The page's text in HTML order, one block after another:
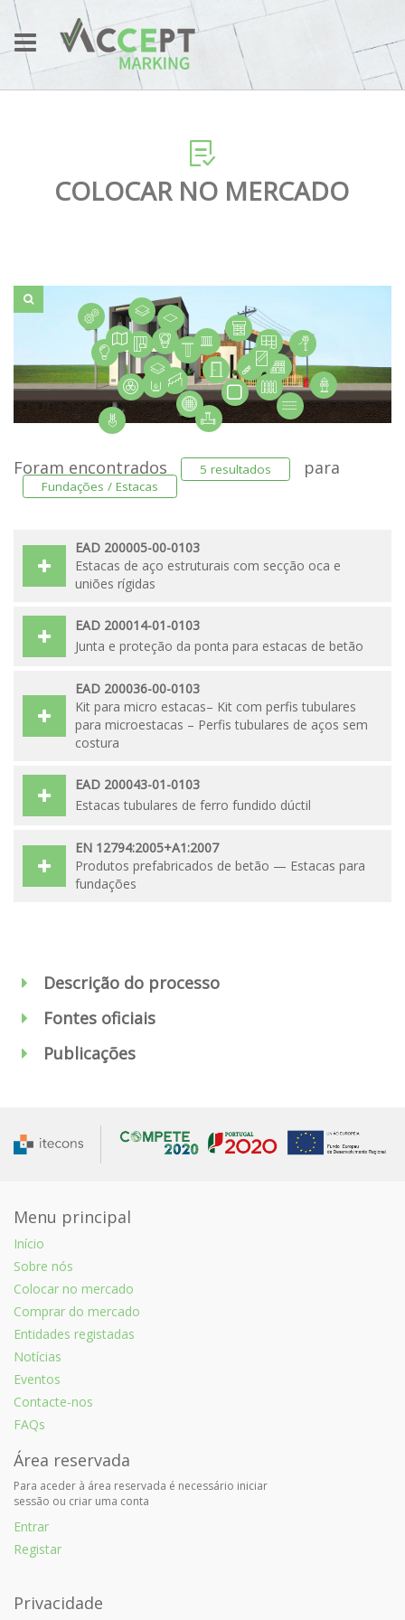
COLOCAR NO MERCADO
Foram encontrados 5 resultados para
Fundações / Estacas
EAD 200005-00-0103
Estacas de aço estruturais com secção oca e
uniões rígidas
EAD 200014-01-0103
Junta e proteção da ponta para estacas de betão
EAD 200036-00-0103
Kit para micro estacas– Kit com perfis tubulares
para microestacas – Perfis tubulares de aços sem
costura
EAD 200043-01-0103
Estacas tubulares de ferro fundido dúctil
EN 12794:2005+A1:2007
Produtos prefabricados de betão — Estacas para
fundações
Descrição do processo
Fontes oficiais
Publicações
Menu principal
Início
Sobre nós
Colocar no mercado
Comprar do mercado
Entidades registadas
Notícias
Eventos
Contacte-nos
FAQs
Área reservada
Para aceder à área reservada é necessário iniciar
sessão ou criar uma conta
Entrar
Registar
Privacidade